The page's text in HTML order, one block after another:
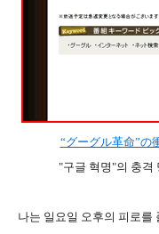
“グーグル革命”の
"구글 혁명"의 충격
나는 일요일 오후의 피로를